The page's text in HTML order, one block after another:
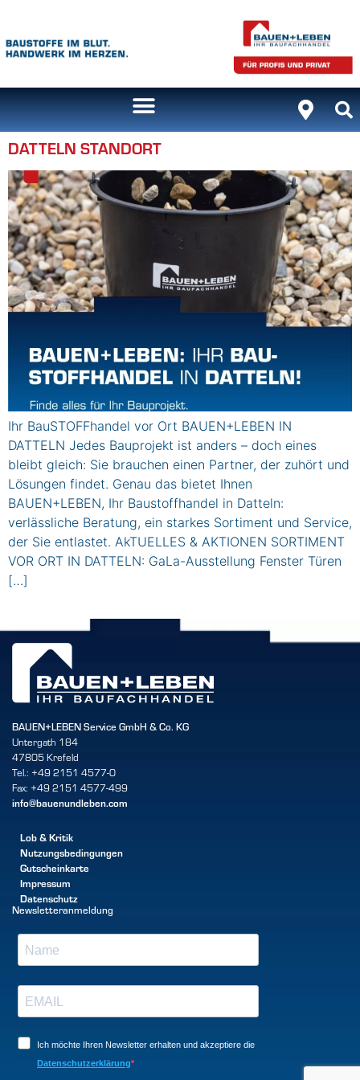
DATTELN STANDORT
Ihr BauSTOFFhandel vor Ort BAUEN+LEBEN IN
DATTELN Jedes Bauprojekt ist anders – doch eines
bleibt gleich: Sie brauchen einen Partner, der zuhört und
Lösungen findet. Genau das bietet Ihnen
BAUEN+LEBEN, Ihr Baustoffhandel in Datteln:
verlässliche Beratung, ein starkes Sortiment und Service,
der Sie entlastet. AkTUELLES & AKTIONEN SORTIMENT
VOR ORT IN DATTELN: GaLa-Ausstellung Fenster Türen
[…]
BAUEN+LEBEN Service GmbH & Co. KG
Untergath 184
47805 Krefeld
Tel.: +49 2151 4577-0
Fax: +49 2151 4577-499
info@bauenundleben.com
Lob & Kritik
Nutzungsbedingungen
Gutscheinkarte
Impressum
Datenschutz
Newsletteranmeldung
Ich möchte Ihren Newsletter erhalten und akzeptiere die
Datenschutzerklärung